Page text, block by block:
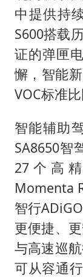
中提供持
S600搭载
证的弹匣
懈，智能
VOC标准
智能辅助
SA8650智
27个高
Momenta
智行
更便捷、
与高速巡
可从容通